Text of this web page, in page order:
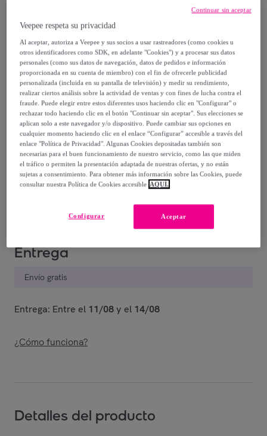
TEKKIWEAR DAM
Salva orejas trasnuca para mascarillas
Sivin
Modelo: Salva orejas trasnuca para
mascarillas Sivin
4,99 €
6,00 €
-16%
Vendido porEMPRENDIMIENTOS URBANOS
Entrega
Envío gratis
Entrega: Entre el 11/08y el 14/08
¿Cómo funciona?
Detalles del producto
Veepee respeta su privacidad
Al aceptar, autoriza a Veepee y sus socios a usar rastreadores (como cookies u
otros identificadores como SDK, en adelante "Cookies") y a procesar sus datos
personales (como sus datos de navegación, datos de pedidos e información
proporcionada en su cuenta de miembro) con el fin de ofrecerle publicidad
personalizada (incluida en su pantalla de televisión) y medir su rendimiento,
realizar ciertos análisis sobre la actividad de ventas y con fines de lucha contra el
fraude. Puede elegir entre estos diferentes usos haciendo clic en "Configurar" o
rechazar todo haciendo clic en el botón "Continuar sin aceptar". Sus elecciones se
aplican solo a este navegador y/o dispositivo. Puede cambiar sus opciones en
cualquier momento haciendo clic en el enlace “Configurar” accesible a través del
enlace "Política de Privacidad". Algunas Cookies depositadas también son
necesarias para el buen funcionamiento de nuestro servicio, como las que miden
el tráfico o permiten la presentación adaptada de nuestras ofertas, y no están
sujetas a consentimiento. Para obtener más información sobre las Cookies, puede
consultar nuestra Política de Cookies accesible AQUÍ.
Aceptar
Configurar
Continuar sin aceptar